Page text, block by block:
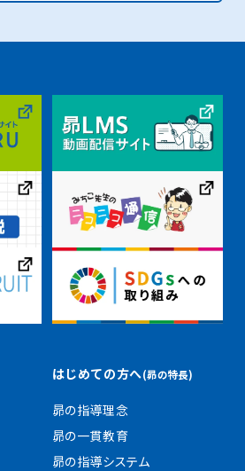
はじめての方へ(昴の特長)
昴の指導理念
昴の一貫教育
昴の指導システム